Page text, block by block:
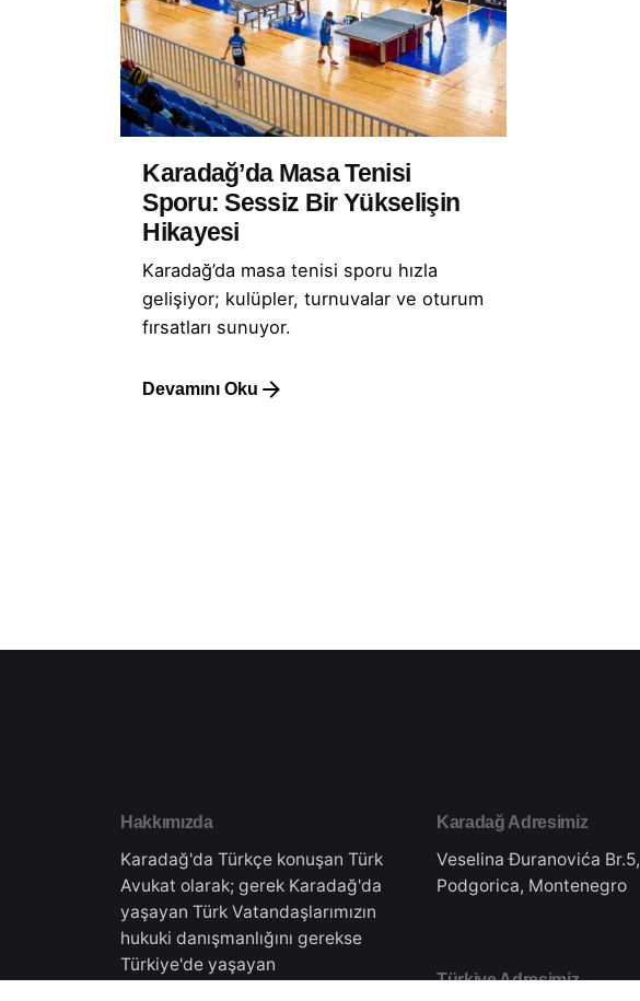
Karadağ’da Masa Tenisi
Sporu: Sessiz Bir Yükselişin
Hikayesi
Karadağ’da masa tenisi sporu hızla
gelişiyor; kulüpler, turnuvalar ve oturum
fırsatları sunuyor.
Devamını Oku
Hakkımızda
Karadağ'da Türkçe konuşan Türk
Avukat olarak; gerek Karadağ'da
yaşayan Türk Vatandaşlarımızın
hukuki danışmanlığını gerekse
Türkiye'de yaşayan
Karadağ Adresimiz
Veselina Đuranovića Br.5,
Podgorica, Montenegro
Türkiye Adresimiz